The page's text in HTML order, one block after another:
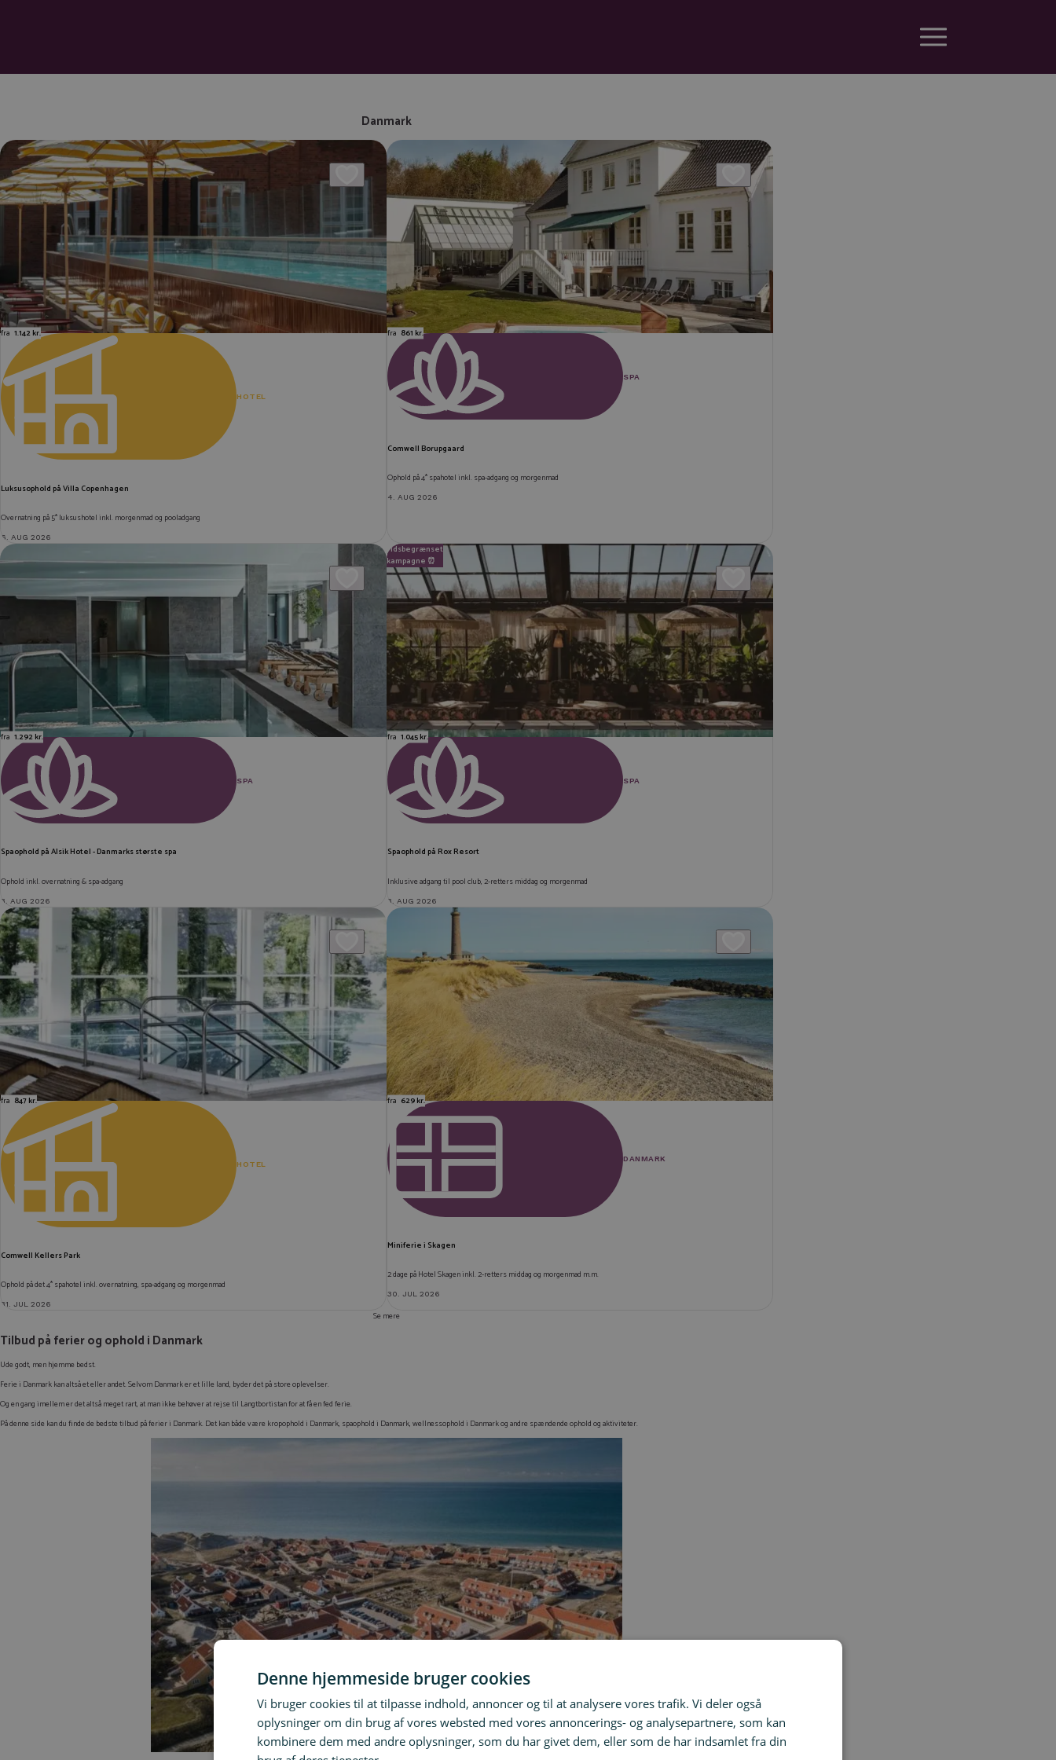
Danmark
fra 1.142 kr.
HOTEL
Luksusophold på Villa Copenhagen
Overnatning på 5* luksushotel inkl. morgenmad og pooladgang
6. AUG 2026
fra 861 kr.
SPA
Comwell Borupgaard
Ophold på 4* spahotel inkl. spa-adgang og morgenmad
4. AUG 2026
fra 1.292 kr.
SPA
Spaophold på Alsik Hotel - Danmarks største spa
Ophold inkl. overnatning & spa-adgang
3. AUG 2026
Tidsbegrænset
kampagne ⏰
fra 1.045 kr.
SPA
Spaophold på Rox Resort
Inklusive adgang til pool club, 2-retters middag og morgenmad
3. AUG 2026
fra 847 kr.
HOTEL
Comwell Kellers Park
Ophold på det 4* spahotel inkl. overnatning, spa-adgang og morgenmad
31. JUL 2026
fra 629 kr.
DANMARK
Miniferie i Skagen
2 dage på Hotel Skagen inkl. 2-retters middag og morgenmad m.m.
30. JUL 2026
Se mere
Tilbud på ferier og ophold i Danmark
Ude godt, men hjemme bedst.
Ferie i Danmark kan altså et eller andet. Selvom Danmark er et lille land, byder det på store oplevelser.
Og en gang imellem er det altså meget rart, at man ikke behøver at rejse til Langtbortistan for at få en fed ferie.
På denne side kan du finde de bedste tilbud på ferier i Danmark. Det kan både være kropophold i Danmark, spaophold i Danmark, wellnessophold i Danmark og andre spændende ophold og aktiviteter.
Denne hjemmeside bruger cookies
Vi bruger cookies til at tilpasse indhold, annoncer og til at analysere vores trafik. Vi deler også
oplysninger om din brug af vores websted med vores annoncerings- og analysepartnere, som kan
kombinere dem med andre oplysninger, som du har givet dem, eller som de har indsamlet fra din